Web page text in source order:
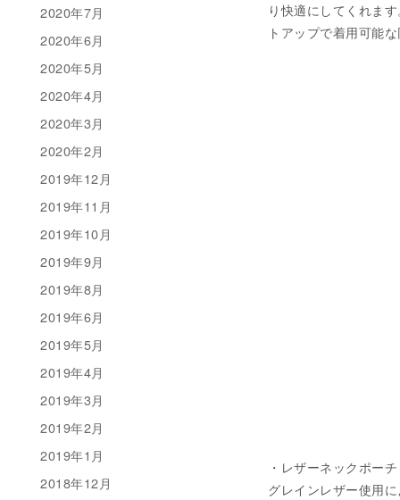
り快適にしてくれま
トアップで着用可能
・レザーネックポー
グレインレザー使用
2020年7月
2020年6月
2020年5月
2020年4月
2020年3月
2020年2月
2019年12月
2019年11月
2019年10月
2019年9月
2019年8月
2019年6月
2019年5月
2019年4月
2019年3月
2019年2月
2019年1月
2018年12月